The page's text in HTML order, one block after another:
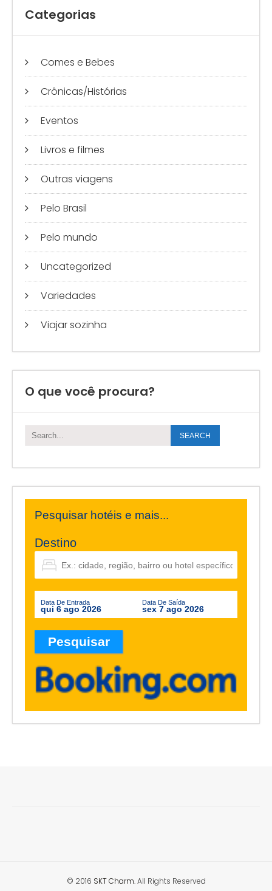
Categorias
Comes e Bebes
Crônicas/Histórias
Eventos
Livros e filmes
Outras viagens
Pelo Brasil
Pelo mundo
Uncategorized
Variedades
Viajar sozinha
O que você procura?
Pesquisar hotéis e mais...
Destino
Data De Entrada
qui 6 ago 2026
Data De Saída
sex 7 ago 2026
© 2016 SKT Charm. All Rights Reserved